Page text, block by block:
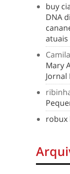
buy
DNA
atuais
Mary
robux